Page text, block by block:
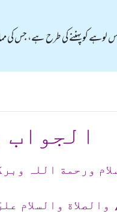
اس لوہے کو پہننے کی طرح ہے، جس
ورحمة اللہ
والصلاة والسلام